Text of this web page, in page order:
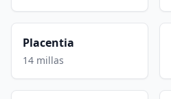
Placentia
14 millas